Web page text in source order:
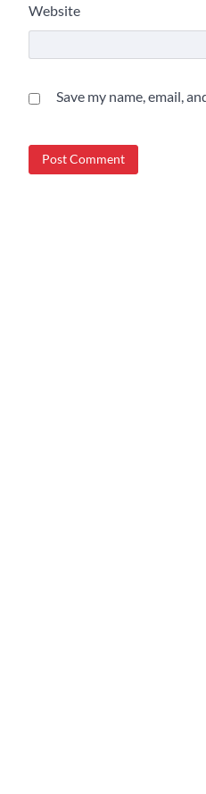
Website
Save my name, email,